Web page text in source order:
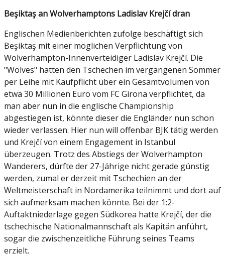
Beşiktaş an Wolverhamptons Ladislav Krejčí dran
Englischen Medienberichten zufolge beschäftigt sich
Beşiktaş mit einer möglichen Verpflichtung von
Wolverhampton-Innenverteidiger Ladislav Krejčí. Die
"Wolves" hatten den Tschechen im vergangenen Sommer
per Leihe mit Kaufpflicht über ein Gesamtvolumen von
etwa 30 Millionen Euro vom FC Girona verpflichtet, da
man aber nun in die englische Championship
abgestiegen ist, könnte dieser die Engländer nun schon
wieder verlassen. Hier nun will offenbar BJK tätig werden
und Krejčí von einem Engagement in Istanbul
überzeugen. Trotz des Abstiegs der Wolverhampton
Wanderers, dürfte der 27-Jährige nicht gerade günstig
werden, zumal er derzeit mit Tschechien an der
Weltmeisterschaft in Nordamerika teilnimmt und dort auf
sich aufmerksam machen könnte. Bei der 1:2-
Auftaktniederlage gegen Südkorea hatte Krejčí, der die
tschechische Nationalmannschaft als Kapitän anführt,
sogar die zwischenzeitliche Führung seines Teams
erzielt.